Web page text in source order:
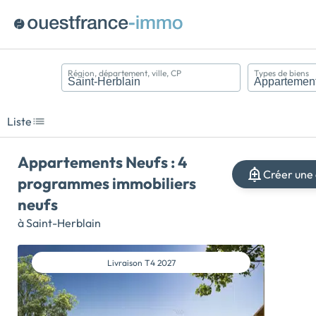
Région, département, ville, CP Types de biens
Liste
Appartements Neufs : 4
programmes immobiliers
neufs
à Saint-Herblain
Créer
Livraison T4 2027